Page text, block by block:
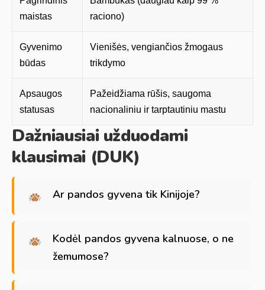
maistas
raciono)
Gyvenimo
būdas
Vienišės, vengiančios žmogaus
trikdymo
Apsaugos
statusas
Pažeidžiama rūšis, saugoma
nacionaliniu ir tarptautiniu mastu
Dažniausiai užduodami
klausimai (DUK)
Ar pandos gyvena tik Kinijoje?
Kodėl pandos gyvena kalnuose, o ne
žemumose?